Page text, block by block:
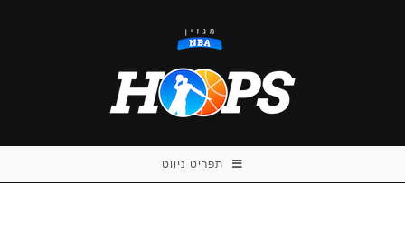
תפריט ניווט